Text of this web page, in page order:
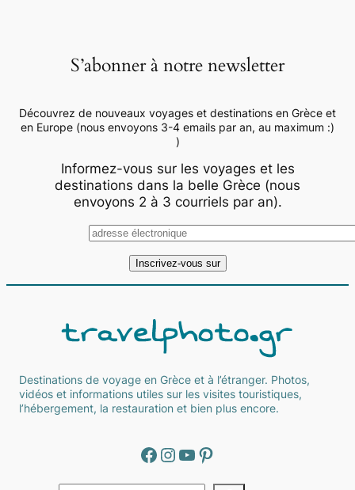
S’abonner à notre newsletter
Découvrez de nouveaux voyages et destinations en Grèce et
en Europe (nous envoyons 3-4 emails par an, au maximum :)
)
Informez-vous sur les voyages et les
destinations dans la belle Grèce (nous
envoyons 2 à 3 courriels par an).
Destinations de voyage en Grèce et à l’étranger. Photos,
vidéos et informations utiles sur les visites touristiques,
l’hébergement, la restauration et bien plus encore.
Facebook Instagram YouTube Pinterest